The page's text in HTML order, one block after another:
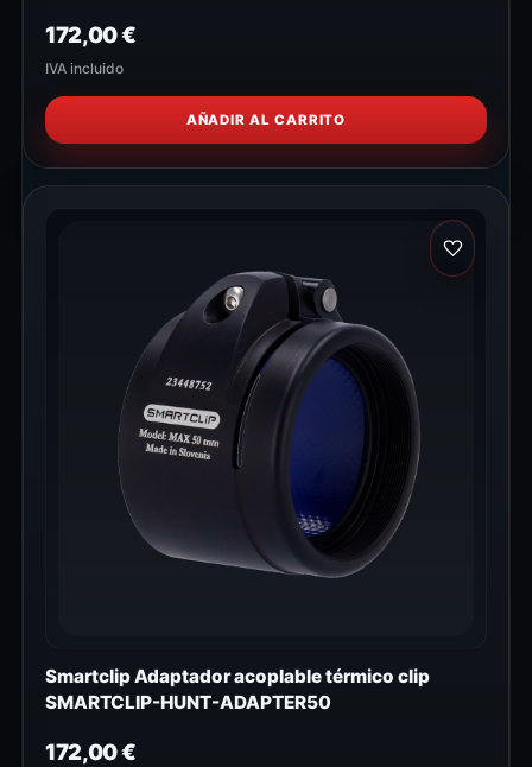
172,00€
IVA incluido
AÑADIR AL CARRITO
Smartclip Adaptador acoplable térmico clip
SMARTCLIP-HUNT-ADAPTER50
172,00€